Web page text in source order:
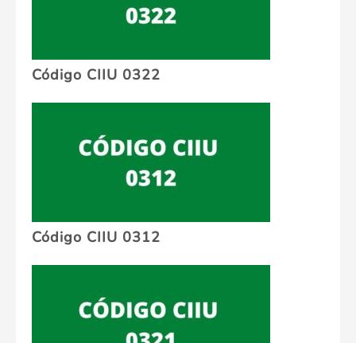
Código CIIU 0322
Código CIIU 0312